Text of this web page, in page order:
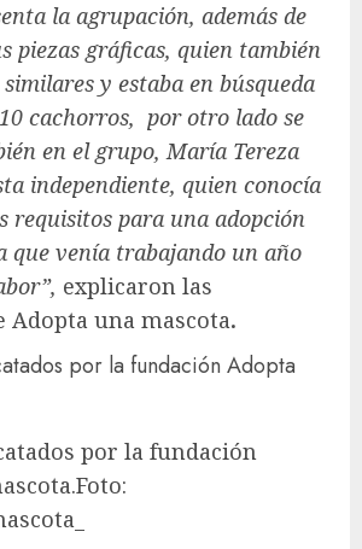
la agrupación, además de
piezas gráficas, quien también
y estaba en búsqueda
cachorros, por otro lado se
en el grupo, María Tereza
independiente, quien conocía
requisitos para una adopción
que venía trabajando un año
explicaron las
Adopta una mascota.
por la fundación